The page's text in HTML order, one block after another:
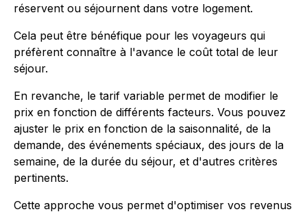
réservent ou séjournent dans votre logement.
Cela peut être bénéfique pour les voyageurs qui
préfèrent connaître à l'avance le coût total de leur
séjour.
En revanche, le tarif variable permet de modifier le
prix en fonction de différents facteurs. Vous pouvez
ajuster le prix en fonction de la saisonnalité, de la
demande, des événements spéciaux, des jours de la
semaine, de la durée du séjour, et d'autres critères
pertinents.
Cette approche vous permet d'optimiser vos revenus